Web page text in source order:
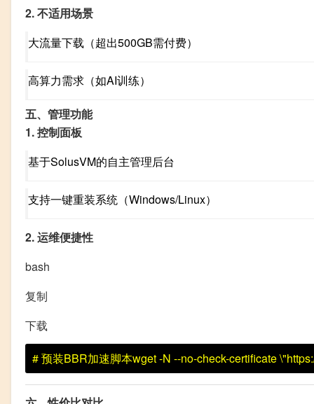
2. 不适用场景
大流量下载（超出500GB需付费）
高算力需求（如AI训练）
五、管理功能
1. 控制面板
基于SolusVM的自主管理后台
支持一键重装系统（Windows/Linux）
2. 运维便捷性
bash
复制
下载
# 预装BBR加速脚本wget-N --no-check-certificate